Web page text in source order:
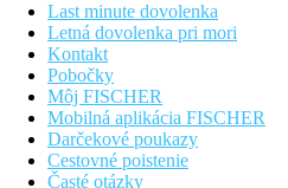
Last minute dovolenka
Letná dovolenka pri mori
Kontakt
Pobočky
Môj FISCHER
Mobilná aplikácia FISCHER
Darčekové poukazy
Cestovné poistenie
Časté otázky